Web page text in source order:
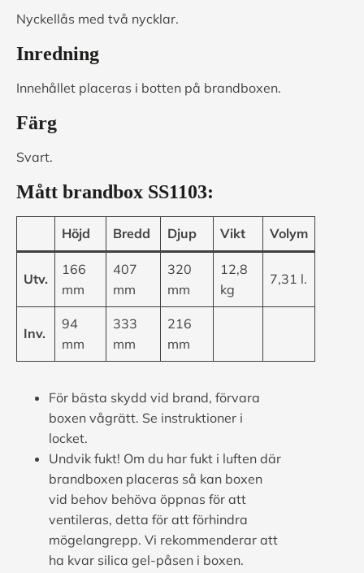
Nyckellås med två nycklar.
Inredning
Innehållet placeras i botten på brandboxen.
Färg
Svart.
Mått brandbox SS1103:
Höjd Bredd Djup Vikt Volym
Utv.
166
mm
407
mm
320
mm
12,8
kg
7,31 l.
Inv.
94
mm
333
mm
216
mm
För bästa skydd vid brand, förvara
boxen vågrätt. Se instruktioner i
locket.
Undvik fukt! Om du har fukt i luften där
brandboxen placeras så kan boxen
vid behov behöva öppnas för att
ventileras, detta för att förhindra
mögelangrepp. Vi rekommenderar att
ha kvar silica gel-påsen i boxen.